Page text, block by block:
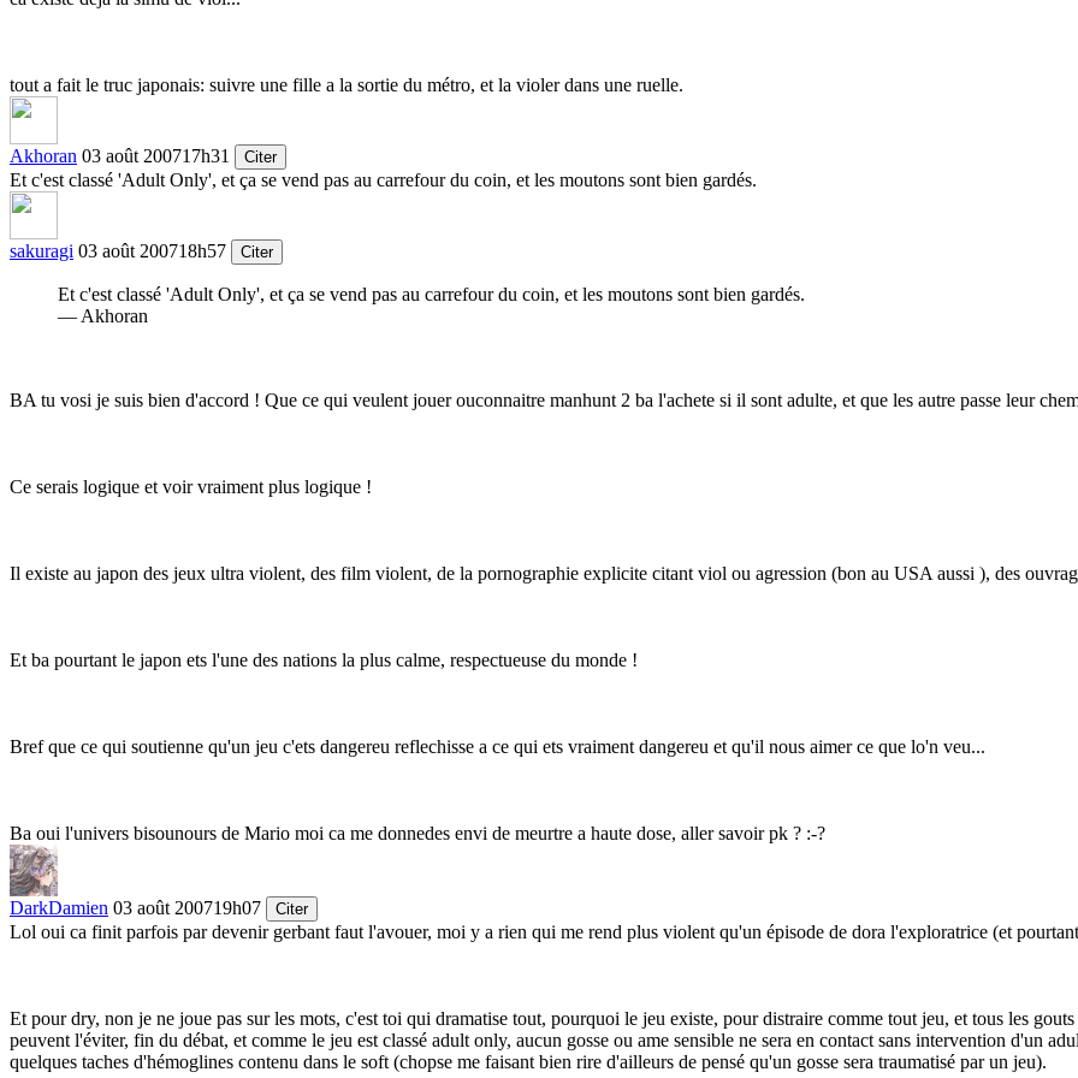
tout a fait le truc japonais: suivre une fille a la sortie du métro, et la violer dans une ruelle.
Akhoran 03 août 200717h31 Citer
Et c'est classé 'Adult Only', et ça se vend pas au carrefour du coin, et les moutons sont bien gardés.
sakuragi 03 août 200718h57 Citer
Et c'est classé 'Adult Only', et ça se vend pas au carrefour du coin, et les moutons sont bien gardés.
— Akhoran
BA tu vosi je suis bien d'accord ! Que ce qui veulent jouer ouconnaitre manhunt 2 ba l'achete si il sont adulte, et que les autre passe leur
Ce serais logique et voir vraiment plus logique !
Il existe au japon des jeux ultra violent, des film violent, de la pornographie explicite citant viol ou agression (bon au USA aussi ), des
Et ba pourtant le japon ets l'une des nations la plus calme, respectueuse du monde !
Bref que ce qui soutienne qu'un jeu c'ets dangereu reflechisse a ce qui ets vraiment dangereu et qu'il nous aimer ce que lo'n veu...
Ba oui l'univers bisounours de Mario moi ca me donnedes envi de meurtre a haute dose, aller savoir pk ? :-?
DarkDamien 03 août 200719h07 Citer
Lol oui ca finit parfois par devenir gerbant faut l'avouer, moi y a rien qui me rend plus violent qu'un épisode de dora l'exploratrice (et
Et pour dry, non je ne joue pas sur les mots, c'est toi qui dramatise tout, pourquoi le jeu existe, pour distraire comme tout jeu, et tous les
peuvent l'éviter, fin du débat, et comme le jeu est classé adult only, aucun gosse ou ame sensible ne sera en contact sans intervention d'un
quelques taches d'hémoglines contenu dans le soft (chopse me faisant bien rire d'ailleurs de pensé qu'un gosse sera traumatisé par un jeu).